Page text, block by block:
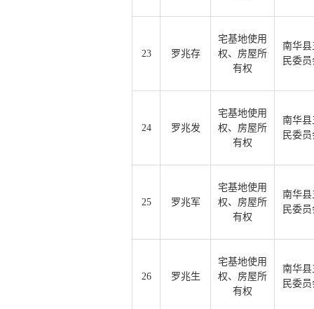
23 罗兆存
宅基地使用
权、房屋所
有权
南华
民委
24 罗兆发
宅基地使用
权、房屋所
有权
南华
民委
25 罗兆军
宅基地使用
权、房屋所
有权
南华
民委
26 罗兆生
宅基地使用
权、房屋所
有权
南华
民委